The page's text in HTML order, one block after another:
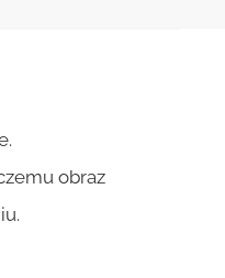
obraz